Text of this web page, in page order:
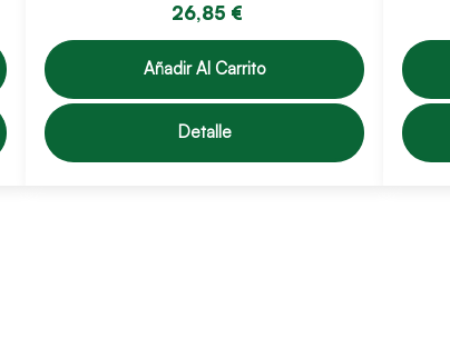
26,85 €
Añadir Al Carrito
Detalle